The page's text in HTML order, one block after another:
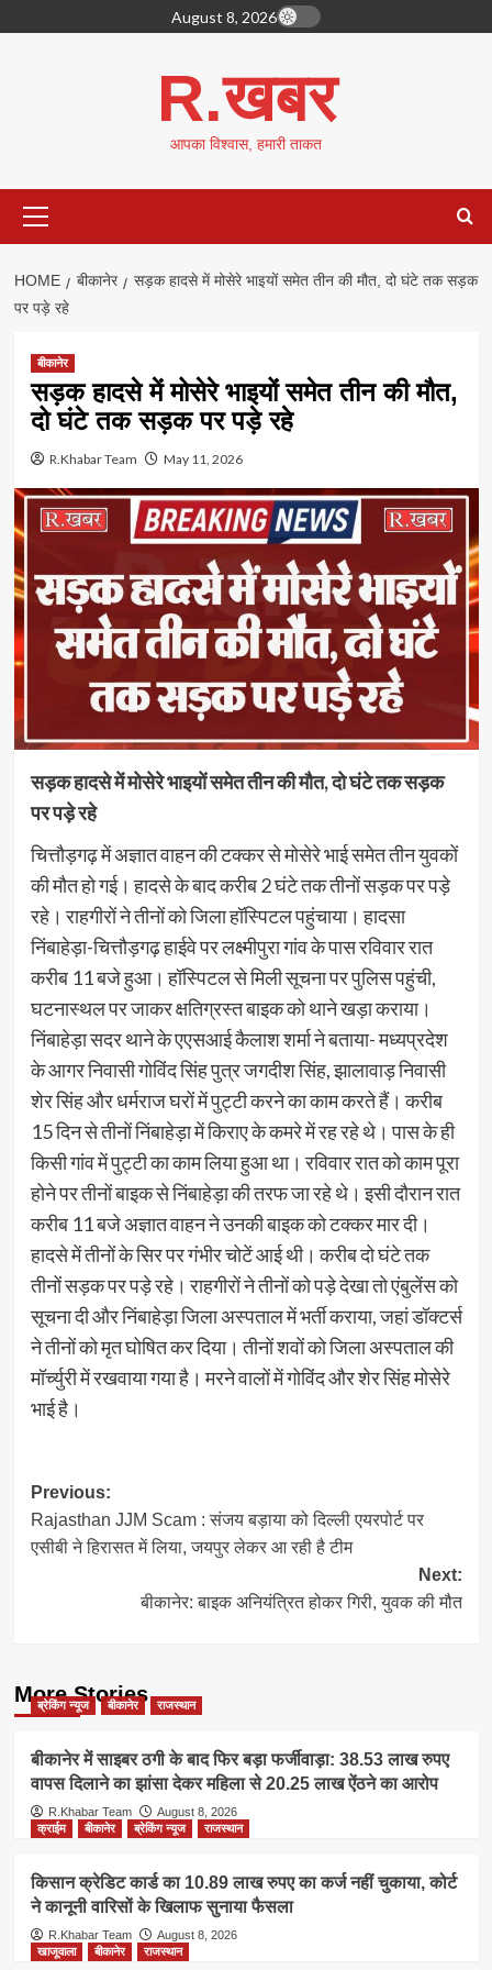
to
August 8, 2026
R.खबर
आपका विश्वास, हमारी ताकत
Menu
HOME बीकानेर
सड़क हादसे में मोसेरे भाइयों समेत तीन की मौत, दो घंटे तक सड़क
पर पड़े रहे
बीकानेर
सड़क हादसे में मोसेरे भाइयों समेत तीन की मौत,
दो घंटे तक सड़क पर पड़े रहे
R.Khabar Team May 11, 2026
सड़क हादसे में मोसेरे भाइयों समेत तीन की मौत, दो घंटे तक सड़क
पर पड़े रहे
चित्तौड़गढ़ में अज्ञात वाहन की टक्कर से मोसेरे भाई समेत तीन युवकों
की मौत हो गई। हादसे के बाद करीब 2 घंटे तक तीनों सड़क पर पड़े
रहे। राहगीरों ने तीनों को जिला हॉस्पिटल पहुंचाया। हादसा
निंबाहेड़ा-चित्तौड़गढ़ हाईवे पर लक्ष्मीपुरा गांव के पास रविवार रात
करीब 11 बजे हुआ। हॉस्पिटल से मिली सूचना पर पुलिस पहुंची,
घटनास्थल पर जाकर क्षतिग्रस्त बाइक को थाने खड़ा कराया।
निंबाहेड़ा सदर थाने के एएसआई कैलाश शर्मा ने बताया- मध्यप्रदेश
के आगर निवासी गोविंद सिंह पुत्र जगदीश सिंह, झालावाड़ निवासी
शेर सिंह और धर्मराज घरों में पुट्टी करने का काम करते हैं। करीब
15 दिन से तीनों निंबाहेड़ा में किराए के कमरे में रह रहे थे। पास के ही
किसी गांव में पुट्टी का काम लिया हुआ था। रविवार रात को काम पूरा
होने पर तीनों बाइक से निंबाहेड़ा की तरफ जा रहे थे। इसी दौरान रात
करीब 11 बजे अज्ञात वाहन ने उनकी बाइक को टक्कर मार दी।
हादसे में तीनों के सिर पर गंभीर चोटें आई थी। करीब दो घंटे तक
तीनों सड़क पर पड़े रहे। राहगीरों ने तीनों को पड़े देखा तो एंबुलेंस को
सूचना दी और निंबाहेड़ा जिला अस्पताल में भर्ती कराया, जहां डॉक्टर्स
ने तीनों को मृत घोषित कर दिया। तीनों शवों को जिला अस्पताल की
मॉर्च्युरी में रखवाया गया है। मरने वालों में गोविंद और शेर सिंह मोसेरे
भाई है।
Post
navigation
Previous:
Rajasthan JJM Scam : संजय बड़ाया को दिल्ली एयरपोर्ट पर
एसीबी ने हिरासत में लिया, जयपुर लेकर आ रही है टीम
Next:
बीकानेर: बाइक अनियंत्रित होकर गिरी, युवक की मौत
More Stories
ब्रेकिंग न्यूज बीकानेर राजस्थान
बीकानेर में साइबर ठगी के बाद फिर बड़ा फर्जीवाड़ा: 38.53 लाख रुपए
वापस दिलाने का झांसा देकर महिला से 20.25 लाख ऐंठने का आरोप
R.Khabar Team
August 8, 2026
क्राईम
बीकानेर ब्रेकिंग न्यूज राजस्थान
किसान क्रेडिट कार्ड का 10.89 लाख रुपए का कर्ज नहीं चुकाया, कोर्ट
ने कानूनी वारिसों के खिलाफ सुनाया फैसला
R.Khabar Team
August 8, 2026
खाजूवाला
बीकानेर राजस्थान